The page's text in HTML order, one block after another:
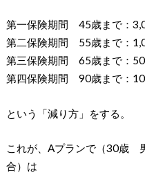
第一保険期間 45歳まで：
第二保険期間 55歳まで：
第三保険期間 65歳まで：
第四保険期間 90歳まで：
という「減り方」をする。
これが、Aプランで（30
合）は